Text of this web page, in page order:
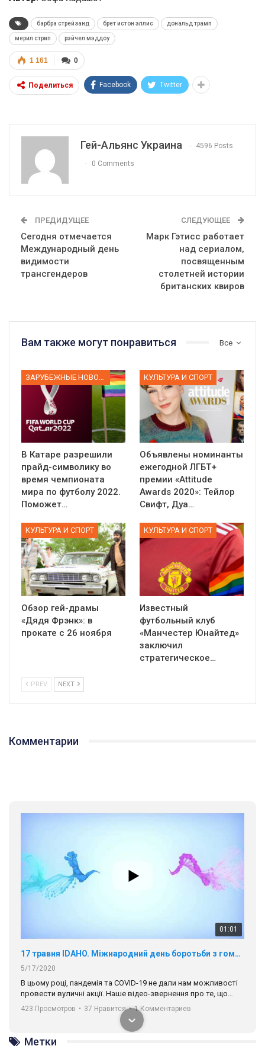
барбра стрейзанд брет истон эллис дональд трамп
мерил стрип рэйчел мэддоу
0
1 161
Поделиться Facebook Twitter
Гей-Альянс Украина 4596 Posts
0 Comments
ПРЕДИДУЩЕЕ
Сегодня отмечается
Международный день
видимости
трансгендеров
СЛЕДУЮЩЕЕ
Марк Гэтисс работает
над сериалом,
посвященным
столетней истории
британских квиров
Все
Вам также могут понравиться
ЗАРУБЕЖНЫЕ НОВОСТИ
В Катаре разрешили
прайд-символику во
время чемпионата
мира по футболу 2022.
Поможет…
КУЛЬТУРА И СПОРТ
Объявлены номинанты
ежегодной ЛГБТ+
премии «Attitude
Awards 2020»: Тейлор
Свифт, Дуа…
КУЛЬТУРА И СПОРТ
Обзор гей-драмы
«Дядя Фрэнк»: в
прокате с 26 ноября
КУЛЬТУРА И СПОРТ
Известный
футбольный клуб
«Манчестер Юнайтед»
заключил
стратегическое…
PREV NEXT
Комментарии
00:58
Зупинимо насильство проти ЛГБТ в Україні! Stop violence against LGBT in Ukraine!
6/30/2017
Емоційний та вражаючий промо-ролік на конкурс PACT, який
представляє програму "Гей-альянс Україна" з протидії
насильству проти ЛГБТ в Україні.
226 Нравится •
Метки